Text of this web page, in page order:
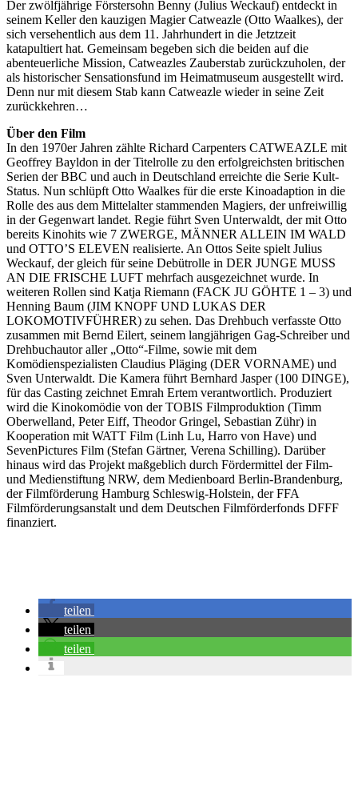
Der zwölfjährige Förstersohn Benny (Julius Weckauf) entdeckt in
seinem Keller den kauzigen Magier Catweazle (Otto Waalkes), der
sich versehentlich aus dem 11. Jahrhundert in die Jetztzeit
katapultiert hat. Gemeinsam begeben sich die beiden auf die
abenteuerliche Mission, Catweazles Zauberstab zurückzuholen, der
als historischer Sensationsfund im Heimatmuseum ausgestellt wird.
Denn nur mit diesem Stab kann Catweazle wieder in seine Zeit
zurückkehren…
Über den Film
In den 1970er Jahren zählte Richard Carpenters CATWEAZLE mit
Geoffrey Bayldon in der Titelrolle zu den erfolgreichsten britischen
Serien der BBC und auch in Deutschland erreichte die Serie Kult-
Status. Nun schlüpft Otto Waalkes für die erste Kinoadaption in die
Rolle des aus dem Mittelalter stammenden Magiers, der unfreiwillig
in der Gegenwart landet. Regie führt Sven Unterwaldt, der mit Otto
bereits Kinohits wie 7 ZWERGE, MÄNNER ALLEIN IM WALD
und OTTO’S ELEVEN realisierte. An Ottos Seite spielt Julius
Weckauf, der gleich für seine Debütrolle in DER JUNGE MUSS
AN DIE FRISCHE LUFT mehrfach ausgezeichnet wurde. In
weiteren Rollen sind Katja Riemann (FACK JU GÖHTE 1 – 3) und
Henning Baum (JIM KNOPF UND LUKAS DER
LOKOMOTIVFÜHRER) zu sehen. Das Drehbuch verfasste Otto
zusammen mit Bernd Eilert, seinem langjährigen Gag-Schreiber und
Drehbuchautor aller „Otto“-Filme, sowie mit dem
Komödienspezialisten Claudius Pläging (DER VORNAME) und
Sven Unterwaldt. Die Kamera führt Bernhard Jasper (100 DINGE),
für das Casting zeichnet Emrah Ertem verantwortlich. Produziert
wird die Kinokomödie von der TOBIS Filmproduktion (Timm
Oberwelland, Peter Eiff, Theodor Gringel, Sebastian Zühr) in
Kooperation mit WATT Film (Linh Lu, Harro von Have) und
SevenPictures Film (Stefan Gärtner, Verena Schilling). Darüber
hinaus wird das Projekt maßgeblich durch Fördermittel der Film-
und Medienstiftung NRW, dem Medienboard Berlin-Brandenburg,
der Filmförderung Hamburg Schleswig-Holstein, der FFA
Filmförderungsanstalt und dem Deutschen Filmförderfonds DFFF
finanziert.
teilen
teilen
teilen